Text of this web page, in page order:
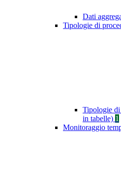
Dati
Tipologie di
Tipologie di
in tabelle) 1
Monitoraggio